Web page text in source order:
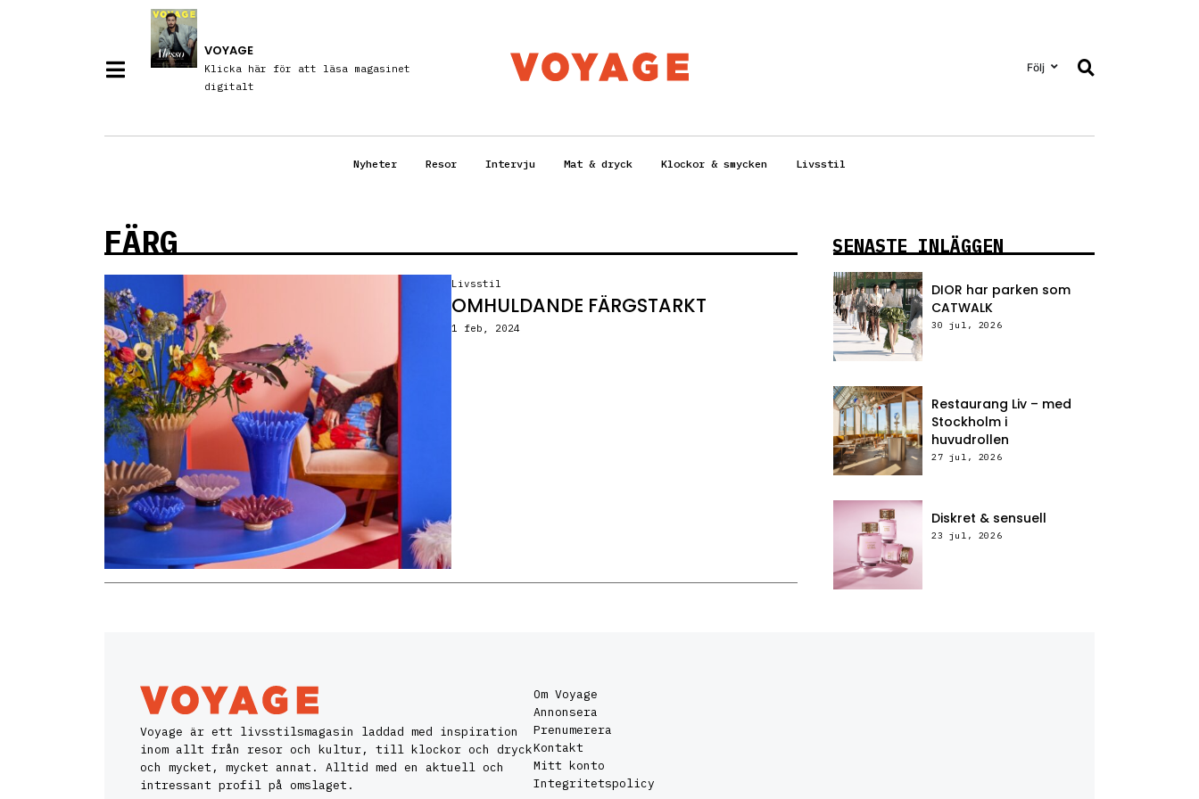
VOYAGE
Klicka här för att läsa magasinet
digitalt
Följ
Nyheter Resor Intervju Mat & dryck Klockor & smycken Livsstil
FÄRG
Livsstil
OMHULDANDE FÄRGSTARKT
1 feb, 2024
SENASTE INLÄGGEN
DIOR har parken som
CATWALK
30 jul, 2026
Restaurang Liv – med
Stockholm i
huvudrollen
27 jul, 2026
Diskret & sensuell
23 jul, 2026
Voyage är ett livsstilsmagasin laddad med inspiration
inom allt från resor och kultur, till klockor och dryck
och mycket, mycket annat. Alltid med en aktuell och
intressant profil på omslaget.
Om Voyage
Annonsera
Prenumerera
Kontakt
Mitt konto
Integritetspolicy